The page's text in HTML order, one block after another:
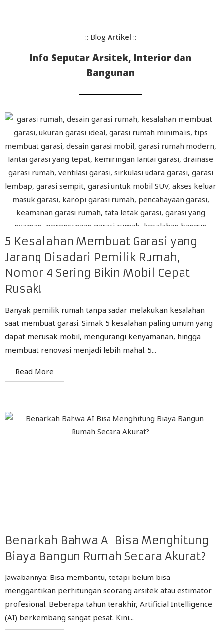
:: BlogArtikel::
Info Seputar Arsitek, Interior dan
Bangunan
5 Kesalahan Membuat Garasi yang
Jarang Disadari Pemilik Rumah,
Nomor 4 Sering Bikin Mobil Cepat
Rusak!
Banyak pemilik rumah tanpa sadar melakukan kesalahan
saat membuat garasi. Simak 5 kesalahan paling umum yang
dapat merusak mobil, mengurangi kenyamanan, hingga
membuat renovasi menjadi lebih mahal. 5...
Read More
Benarkah Bahwa AI Bisa Menghitung
Biaya Bangun Rumah Secara Akurat?
Jawabannya: Bisa membantu, tetapi belum bisa
menggantikan perhitungan seorang arsitek atau estimator
profesional. Beberapa tahun terakhir, Artificial Intelligence
(AI) berkembang sangat pesat. Kini...